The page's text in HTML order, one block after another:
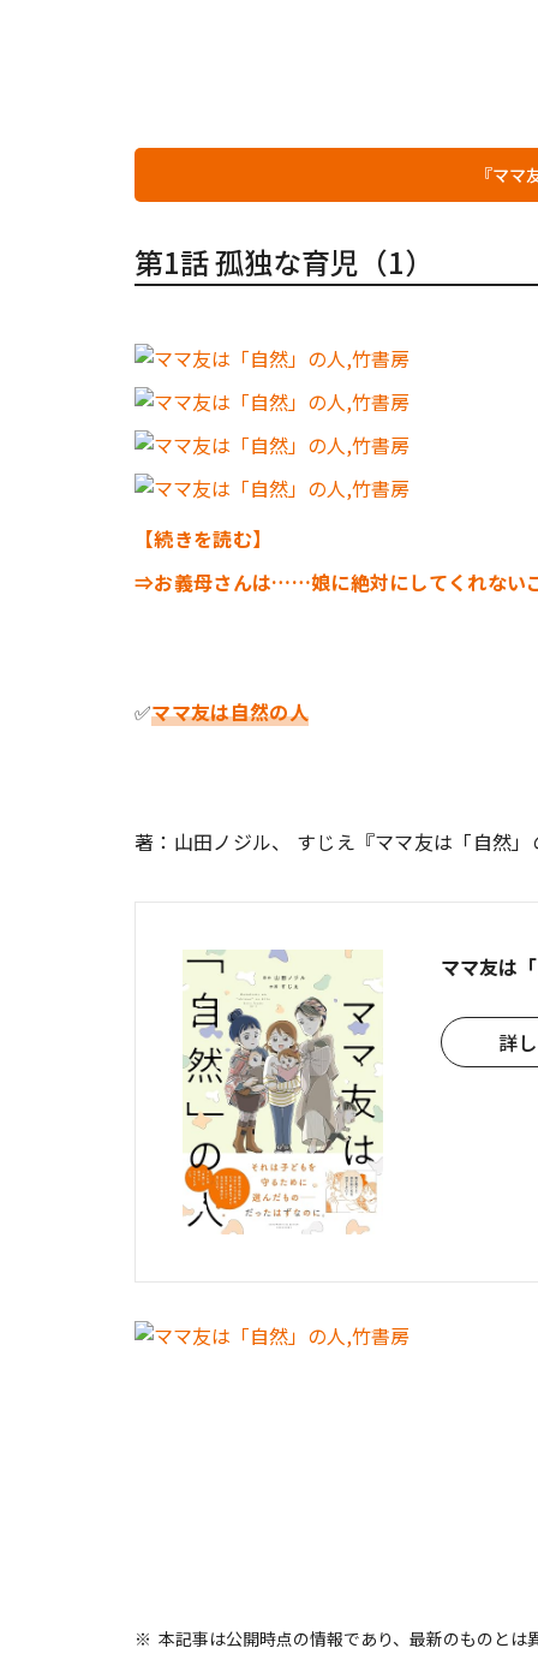
『ママ
第1話 孤独な育児（1）
【続きを読む】
⇒お義母さんは……娘に絶対にしてくれない
✅ママ友は自然の人
著：山田ノジル、 すじえ『ママ友は「自然
ママ友は
詳
本記事は公開時点の情報であり、最新のものとは